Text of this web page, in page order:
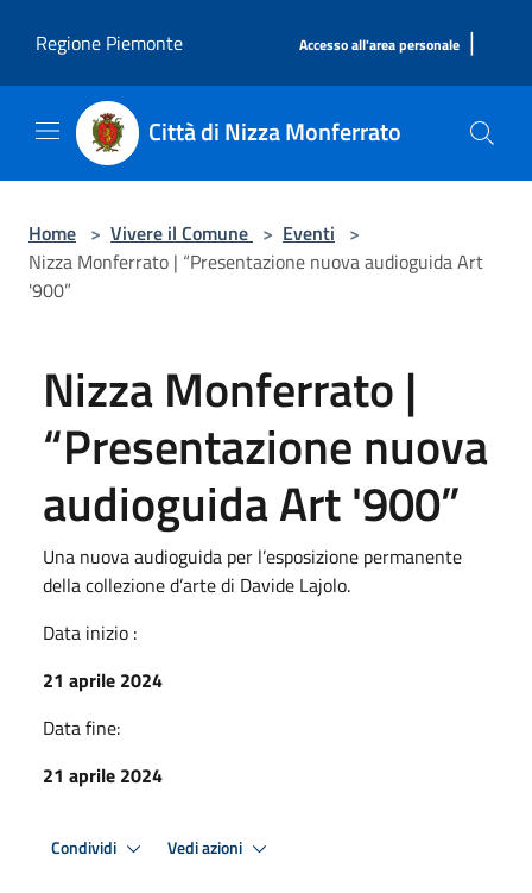
Regione Piemonte
Accesso all'area personale |
Città di Nizza Monferrato
Home > Vivere il Comune > Eventi >
Nizza Monferrato | “Presentazione nuova audioguida Art
'900”
Nizza Monferrato |
“Presentazione nuova
audioguida Art '900”
Una nuova audioguida per l’esposizione permanente
della collezione d’arte di Davide Lajolo.
Data inizio :
21 aprile 2024
Data fine:
21 aprile 2024
Condividi Vedi azioni